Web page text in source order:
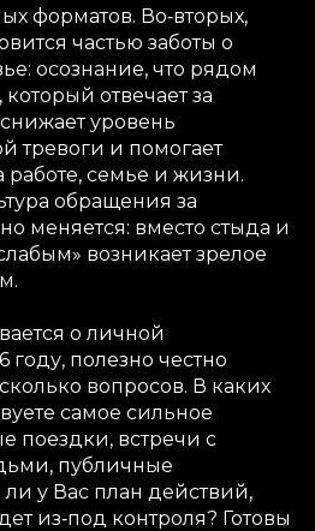
форматов. Во‑вторых,
частью заботы о
осознание, что рядом
отвечает за
уровень
тревоги и помогает
работе, семье и жизни.
обращения за
меняется: вместо стыда и
возникает зрелое
о личной
году, полезно честно
вопросов. В каких
самое сильное
поездки, встречи с
публичные
у Вас план действий,
из‑под контроля? Готовы